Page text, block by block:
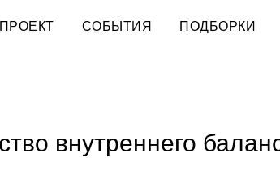
СОБЫТИЯ ПОДБОРКИ
внутреннего